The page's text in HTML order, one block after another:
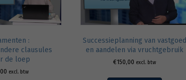
:
clausules
de loep
excl. btw
Successieplanning van vastgoed
en aandelen via vruchtgebruik
€150,00 excl. btw